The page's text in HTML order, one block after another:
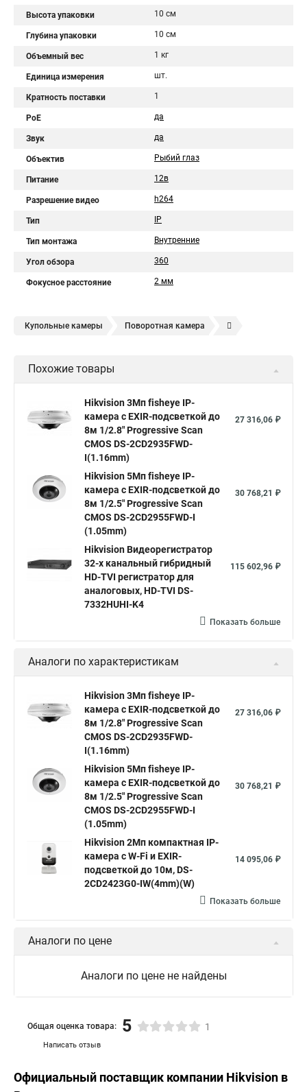
Высота упаковки 10 см
Глубина упаковки 10 см
Объемный вес 1 кг
Единица измерения шт.
Кратность поставки 1
PoE да
Звук да
Объектив Рыбий глаз
Питание 12в
Разрешение видео h264
Тип IP
Тип монтажа Внутренние
Угол обзора 360
Фокусное расстояние 2 мм
Купольные камеры Поворотная камера
Камера видеонаблюдения hikvision
Hikvision купить Hikvision уличная ip камера
Hikvision poe
Hikvision 2 8 mm Hikvision camera Hikvision 2cd1148 i b
Видеонаблюдение Ip видеокамеры
Hikvision 2cd2142fwd
Hikvision ds 2cd1148 hikvision ds 2cd1148 i b
hikvision ds 2cd2042wd i Видеокамера hikvision
Видеокамеры hikvision ds
Камера Hikvision ds 2ce16d8t
Видеокамера hikvision hiwatch
Камера Hikvision ds 2cd2442fwd
Уличная камера Hikvision ip camera
Hikvision поворотная камера Hikvision купольная
Нikvision микрофон Hikvision поворотная
Hikvision порты
Похожие товары
Hikvision 3Мп fisheye IP-
камера c EXIR-подсветкой до
8м 1/2.8" Progressive Scan
CMOS DS-2CD2935FWD-
I(1.16mm)
27 316,06 ₽
Hikvision 5Мп fisheye IP-
камера c EXIR-подсветкой до
8м 1/2.5" Progressive Scan
CMOS DS-2CD2955FWD-I
(1.05mm)
30 768,21 ₽
Hikvision Видеорегистратор
32-х канальный гибридный
HD-TVI регистратор для
аналоговых, HD-TVI DS-
7332HUHI-K4
115 602,96 ₽
Показать больше
Аналоги по характеристикам
Hikvision 3Мп fisheye IP-
камера c EXIR-подсветкой до
8м 1/2.8" Progressive Scan
CMOS DS-2CD2935FWD-
I(1.16mm)
27 316,06 ₽
Hikvision 5Мп fisheye IP-
камера c EXIR-подсветкой до
8м 1/2.5" Progressive Scan
CMOS DS-2CD2955FWD-I
(1.05mm)
30 768,21 ₽
Hikvision 2Мп компактная IP-
камера с W-Fi и EXIR-
подсветкой до 10м, DS-
2CD2423G0-IW(4mm)(W)
14 095,06 ₽
Показать больше
Аналоги по цене
Аналоги по цене не найдены
Написать отзыв
Общая оценка товара: 5 1
Официальный поставщик компании Hikvision в